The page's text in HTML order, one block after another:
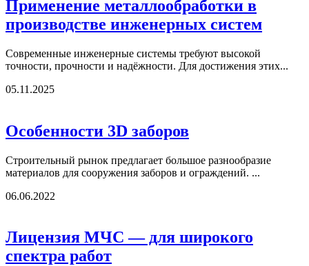
Применение металлообработки в
производстве инженерных систем
Современные инженерные системы требуют высокой
точности, прочности и надёжности. Для достижения этих...
05.11.2025
Особенности 3D заборов
Строительный рынок предлагает большое разнообразие
материалов для сооружения заборов и ограждений. ...
06.06.2022
Лицензия МЧС — для широкого
спектра работ